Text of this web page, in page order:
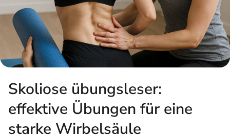
Skoliose übungsleser:
effektive Übungen für eine
starke Wirbelsäule